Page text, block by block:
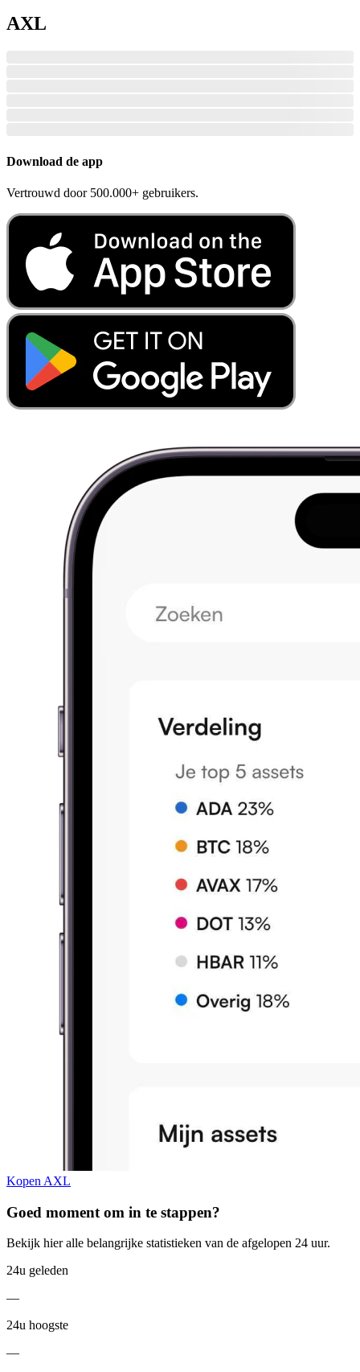
AXL
Download de app
Vertrouwd door 500.000+ gebruikers.
Kopen AXL
Goed moment om in te stappen?
Bekijk hier alle belangrijke statistieken van de afgelopen 24 uur.
24u geleden
—
24u hoogste
—